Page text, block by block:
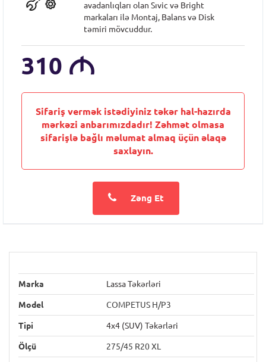
avadanlıqları olan Sıvic və Bright
markaları ilə Montaj, Balans və Disk
təmiri mövcuddur.
310 M
Sifariş vermək istədiyiniz təkər hal-hazırda
mərkəzi anbarımızdadır! Zəhmət olmasa
sifarişlə bağlı məlumat almaq üçün əlaqə
saxlayın.
Zəng Et
Marka Lassa Təkərləri
Model COMPETUS H/P3
Tipi 4x4 (SUV) Təkərləri
Ölçü 275/45 R20 XL